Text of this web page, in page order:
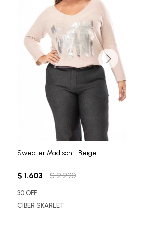
Sweater Madison - Beige
$ 1.603 $ 2.290
30 OFF
CIBER SKARLET